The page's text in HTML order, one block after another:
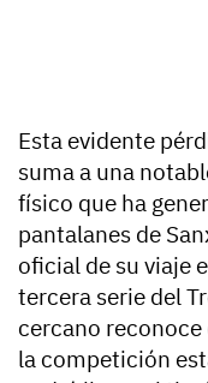
Esta evidente
suma a una
físico que ha
pantalanes de
oficial de su viaje
tercera serie del
cercano
la competición